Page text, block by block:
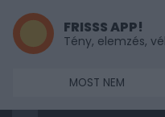
FRISSS APP!
Tény, elemzés,
MOST NEM